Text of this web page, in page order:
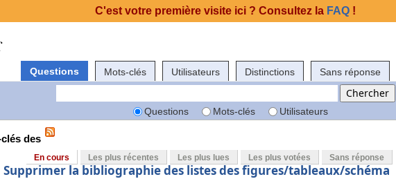
Questions Mots-clés Utilisateurs Distinctions Sans réponse
Questions Mots-clés Utilisateurs
des
En cours Les plus récentes Les plus lues Les plus votées Sans réponse
Supprimer la bibliographie des listes des figures/tableaux/schéma
C'est votre première visite ici ? Consultez la FAQ !